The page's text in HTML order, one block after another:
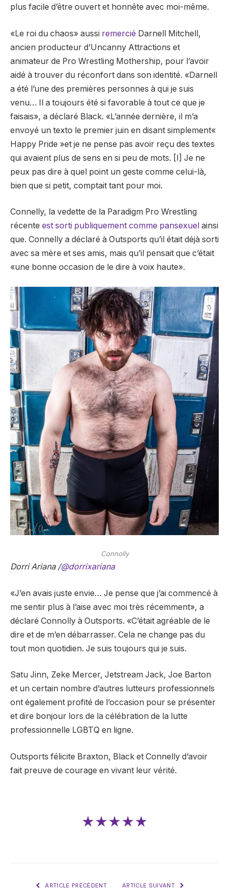
plus facile d’être ouvert et honnête avec moi-même.
«Le roi du chaos» aussi remercié Darnell Mitchell,
ancien producteur d’Uncanny Attractions et
animateur de Pro Wrestling Mothership, pour l’avoir
aidé à trouver du réconfort dans son identité. «Darnell
a été l’une des premières personnes à qui je suis
venu… Il a toujours été si favorable à tout ce que je
faisais», a déclaré Black. «L’année dernière, il m’a
envoyé un texto le premier juin en disant simplement«
Happy Pride »et je ne pense pas avoir reçu des textes
qui avaient plus de sens en si peu de mots. [I] Je ne
peux pas dire à quel point un geste comme celui-là,
bien que si petit, comptait tant pour moi.
Connelly, la vedette de la Paradigm Pro Wrestling
récente est sorti publiquement comme pansexuel ainsi
que. Connelly a déclaré à Outsports qu’il était déjà sorti
avec sa mère et ses amis, mais qu’il pensait que c’était
«une bonne occasion de le dire à voix haute».
Connolly
Dorri Ariana /@dorrixariana
«J’en avais juste envie… Je pense que j’ai commencé à
me sentir plus à l’aise avec moi très récemment», a
déclaré Connolly à Outsports. «C’était agréable de le
dire et de m’en débarrasser. Cela ne change pas du
tout mon quotidien. Je suis toujours qui je suis.
Satu Jinn, Zeke Mercer, Jetstream Jack, Joe Barton
et un certain nombre d’autres lutteurs professionnels
ont également profité de l’occasion pour se présenter
et dire bonjour lors de la célébration de la lutte
professionnelle LGBTQ en ligne.
Outsports félicite Braxton, Black et Connelly d’avoir
fait preuve de courage en vivant leur vérité.
★★★★★
ARTICLE PRÉCÉDENT ARTICLE SUIVANT